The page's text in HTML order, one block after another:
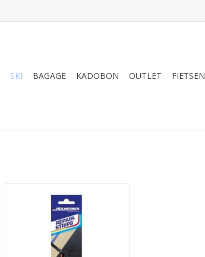
SKI BAGAGE KADOBON OUTLET FIETSEN
TOEVOEGEN AAN WINKELWAGEN